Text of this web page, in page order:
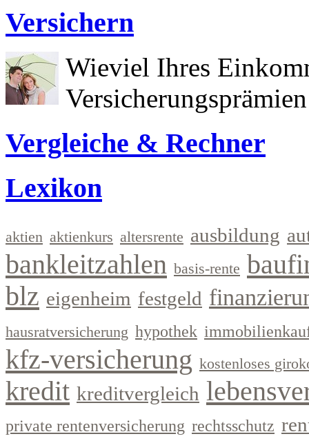
Versichern
Wieviel Ihres
Vergleiche & Rechner
Lexikon
aktien aktienkurs altersrente ausbildung
bankleitzahlen basis-rente
blz eigenheim festgeld
hausratversicherung hypothek
kfz-versicherung kostenloses
kredit kreditvergleich
private rentenversicherung rechtsschutz